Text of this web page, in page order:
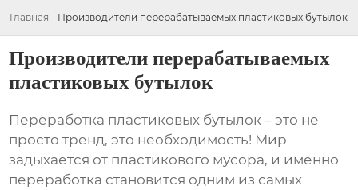
Главная - Производители перерабатываемых пластиковых бутылок
Производители перерабатываемых
пластиковых бутылок
Переработка пластиковых бутылок – это не
просто тренд, это необходимость! Мир
задыхается от пластикового мусора, и именно
переработка становится одним из самых